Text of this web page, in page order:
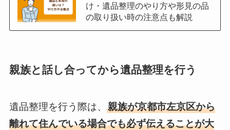
け・遺品整理のやり方や形見の品
の取り扱い時の注意点も解説
親族と話し合ってから遺品整理を行う
遺品整理を行う際は、 親族が京都市左京区から
離れて住んでいる場合でも必ず伝えることが大